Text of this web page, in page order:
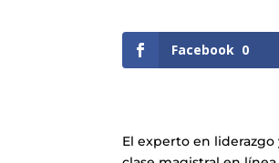
Facebook 0
El experto en liderazgo